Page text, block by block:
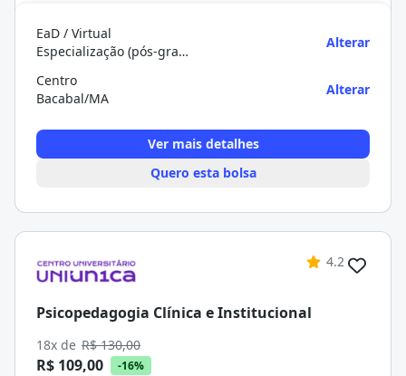
EaD / Virtual
Especialização (pós-graduação)
Alterar
Centro
Bacabal/MA
Alterar
Ver mais detalhes
Quero esta bolsa
4.2
Psicopedagogia Clínica e Institucional
18x de R$ 130,00
R$ 109,00 -16%